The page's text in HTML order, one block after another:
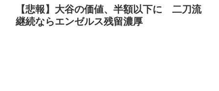
【悲報】大谷の価値、半額以下に 二刀流
継続ならエンゼルス残留濃厚